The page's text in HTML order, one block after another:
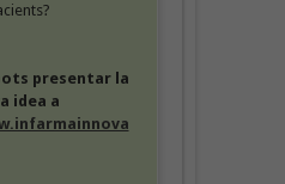
presentar la
idea a